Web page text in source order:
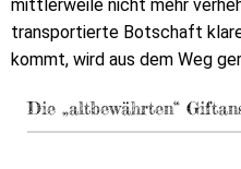
mittlerweile nicht mehr
transportierte Botschaft
kommt, wird aus dem Weg
Die „altbewährten“